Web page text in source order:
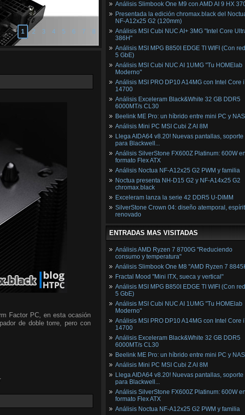
1 2 3 4 5 6 7 8
Factor PC, en esta ocasión
de doble torre, pero con
Análisis Slimbook One M9 con AMD AI 9 HX
Presentada la edición chromax.black del
NF‑A12x25 G2 (120mm)
Análisis MSI Cubi NUC AI+ 3MG "Intel Core
386H"
Análisis MSI MPG B850I EDGE TI WIFI (Con
5 GbE)
Análisis MSI Cubi NUC AI 1UMG "Tu HOMElab
Moderno"
Análisis MSI PRO DP10 A14MG con Intel Core
14700
Análisis Exceleram Black&White 32 GB DDR5
6000MT/s CL30
Beelink ME Pro: un híbrido entre mini PC y NAS
Análisis Mini PC MSI Cubi Z AI 8M
Llega AIDA64 v8.20! Nuevas pantallas, soporte
para Blackwell...
Análisis SilverStone FX600Z Platinum: 600W
formato Flex ATX
Análisis Noctua NF-A12x25 G2 PWM y familia
Noctua presenta NH-D15 G2 y NF-A14x25 G2
chromax.black
Exceleram lanza la serie 42 DDR5 U-DIMM
SilverStone Crown 04: diseño atemporal,
renovado
ENTRADAS MAS VISITADAS
Análisis AMD Ryzen 7 8700G "Reduciendo
consumo y temperatura"
Análisis Slimbook One M8 "AMD Ryzen 7
Fractal Mood "Mini ITX, sueca y vertical"
Análisis MSI MPG B850I EDGE TI WIFI (Con
5 GbE)
Análisis MSI Cubi NUC AI 1UMG "Tu HOMElab
Moderno"
Análisis MSI PRO DP10 A14MG con Intel Core
14700
Análisis Exceleram Black&White 32 GB DDR5
6000MT/s CL30
Beelink ME Pro: un híbrido entre mini PC y NAS
Análisis Mini PC MSI Cubi Z AI 8M
Llega AIDA64 v8.20! Nuevas pantallas, soporte
para Blackwell...
Análisis SilverStone FX600Z Platinum: 600W
formato Flex ATX
Análisis Noctua NF-A12x25 G2 PWM y familia